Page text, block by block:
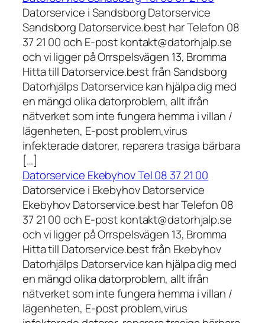
Datorservice i Sandsborg Datorservice
Sandsborg Datorservice.best har Telefon 08
37 21 00 och E-post kontakt@datorhjalp.se
och vi ligger på Orrspelsvägen 13, Bromma
Hitta till Datorservice.best från Sandsborg
Datorhjälps Datorservice kan hjälpa dig med
en mängd olika datorproblem, allt ifrån
nätverket som inte fungera hemma i villan /
lägenheten, E-post problem,virus
infekterade datorer, reparera trasiga bärbara
[…]
Datorservice Ekebyhov Tel 08 37 21 00
Datorservice i Ekebyhov Datorservice
Ekebyhov Datorservice.best har Telefon 08
37 21 00 och E-post kontakt@datorhjalp.se
och vi ligger på Orrspelsvägen 13, Bromma
Hitta till Datorservice.best från Ekebyhov
Datorhjälps Datorservice kan hjälpa dig med
en mängd olika datorproblem, allt ifrån
nätverket som inte fungera hemma i villan /
lägenheten, E-post problem,virus